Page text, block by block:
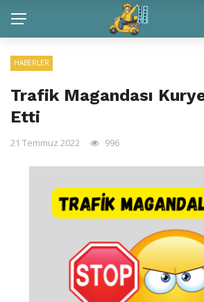
HABERLER
Trafik Magandası
Etti
21 Temmuz 2022 996